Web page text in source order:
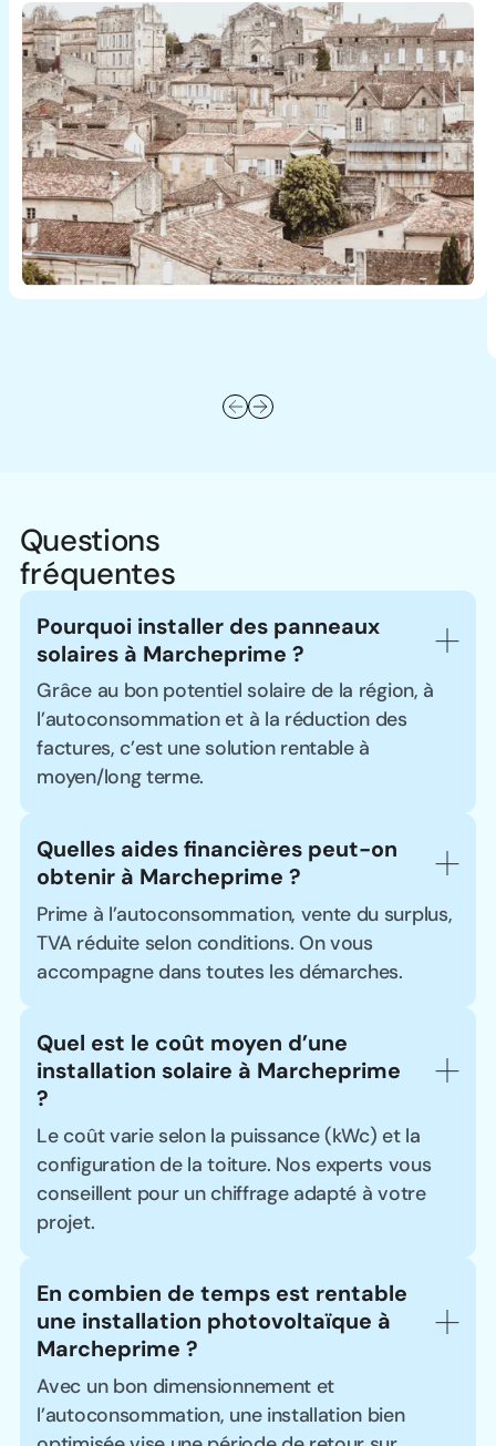
Questions
fréquentes
Pourquoi installer des panneaux
solaires à Marcheprime ?
Grâce au bon potentiel solaire de la région, à
l’autoconsommation et à la réduction des
factures, c’est une solution rentable à
moyen/long terme.
Quelles aides financières peut-on
obtenir à Marcheprime ?
Prime à l’autoconsommation, vente du surplus,
TVA réduite selon conditions. On vous
accompagne dans toutes les démarches.
Quel est le coût moyen d’une
installation solaire à Marcheprime
?
Le coût varie selon la puissance (kWc) et la
configuration de la toiture. Nos experts vous
conseillent pour un chiffrage adapté à votre
projet.
En combien de temps est rentable
une installation photovoltaïque à
Marcheprime ?
Avec un bon dimensionnement et
l’autoconsommation, une installation bien